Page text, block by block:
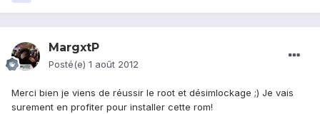
MargxtP
Posté(e) 1 août 2012
Merci bien je viens de réussir le root et désimlockage ;) Je vais
surement en profiter pour installer cette rom!